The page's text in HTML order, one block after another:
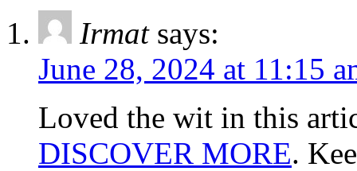
Irmat says:
June 28, 2024 at 11:15
Loved the wit in this
DISCOVER MORE.